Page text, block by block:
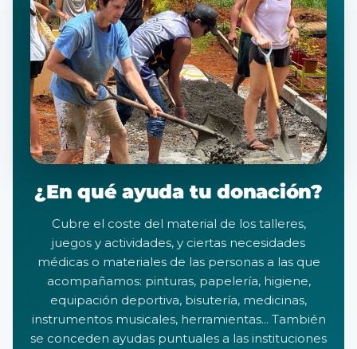
¿En qué ayuda tu donación?
Cubre el coste del material de los talleres,
juegos y actividades, y ciertas necesidades
médicas o materiales de las personas a las que
acompañamos: pinturas, papelería, higiene,
equipación deportiva, bisutería, medicinas,
instrumentos musicales, herramientas... También
se conceden ayudas puntuales a las instituciones